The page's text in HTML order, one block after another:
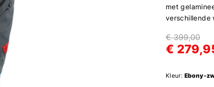
met
verschillende
€ 399,00
€
Kleur: Ebony-